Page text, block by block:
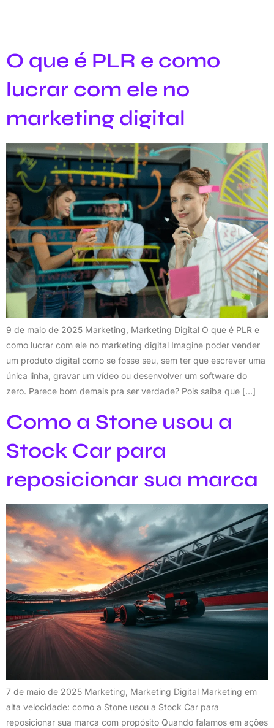
O que é PLR e como
lucrar com ele no
marketing digital
9 de maio de 2025 Marketing, Marketing Digital O que é PLR e
como lucrar com ele no marketing digital Imagine poder vender
um produto digital como se fosse seu, sem ter que escrever uma
única linha, gravar um vídeo ou desenvolver um software do
zero. Parece bom demais pra ser verdade? Pois saiba que […]
Como a Stone usou a
Stock Car para
reposicionar sua marca
7 de maio de 2025 Marketing, Marketing Digital Marketing em
alta velocidade: como a Stone usou a Stock Car para
reposicionar sua marca com propósito Quando falamos em ações